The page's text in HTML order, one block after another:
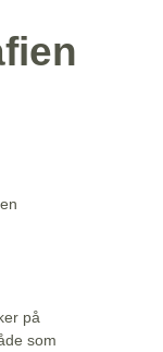
på
som